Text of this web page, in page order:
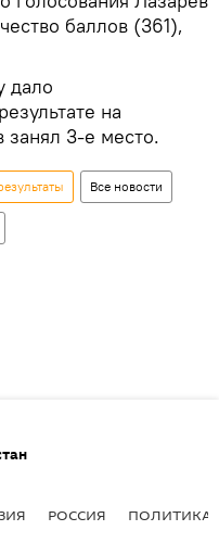
баллов (361),
дало
на
занял 3-е место.
Все новости
РОССИЯ ПОЛИТИКА